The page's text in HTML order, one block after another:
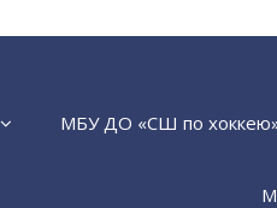
МБУ ДО «СШ по